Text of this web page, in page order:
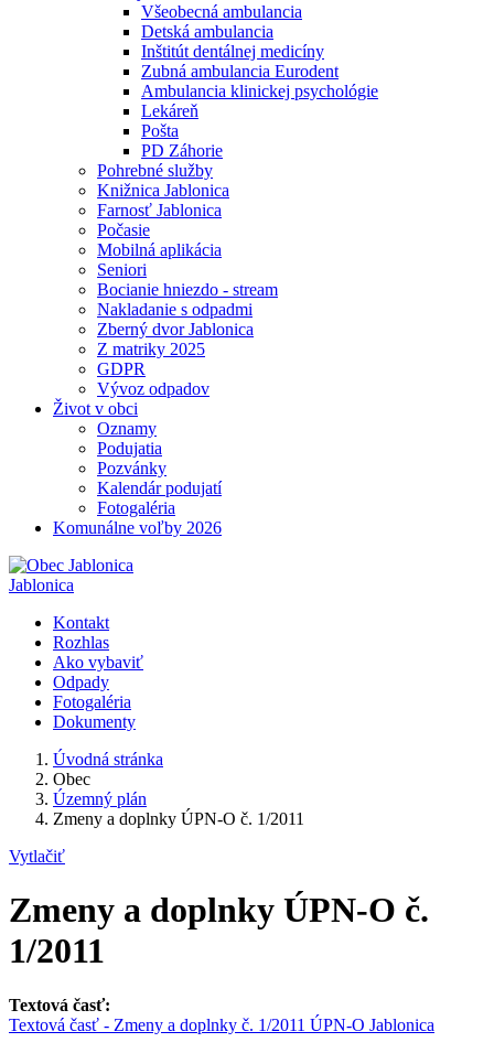
Všeobecná ambulancia
Detská ambulancia
Inštitút dentálnej medicíny
Zubná ambulancia Eurodent
Ambulancia klinickej psychológie
Lekáreň
Pošta
PD Záhorie
Pohrebné služby
Knižnica Jablonica
Farnosť Jablonica
Počasie
Mobilná aplikácia
Seniori
Bocianie hniezdo - stream
Nakladanie s odpadmi
Zberný dvor Jablonica
Z matriky 2025
GDPR
Vývoz odpadov
Život v obci
Oznamy
Podujatia
Pozvánky
Kalendár podujatí
Fotogaléria
Komunálne voľby 2026
Jablonica
Kontakt
Rozhlas
Ako vybaviť
Odpady
Fotogaléria
Dokumenty
Úvodná stránka
Obec
Územný plán
Zmeny a doplnky ÚPN-O č. 1/2011
Vytlačiť
Zmeny a doplnky ÚPN-O č.
1/2011
Textová časť:
Textová časť - Zmeny a doplnky č. 1/2011 ÚPN-O Jablonica